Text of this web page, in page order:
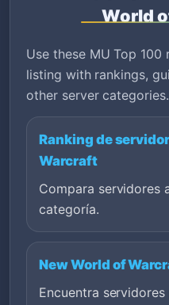
World
Use these MU Top
listing with rankings,
other server categories.
Ranking de
Warcraft
Compara servidores
categoría.
New World of
Encuentra